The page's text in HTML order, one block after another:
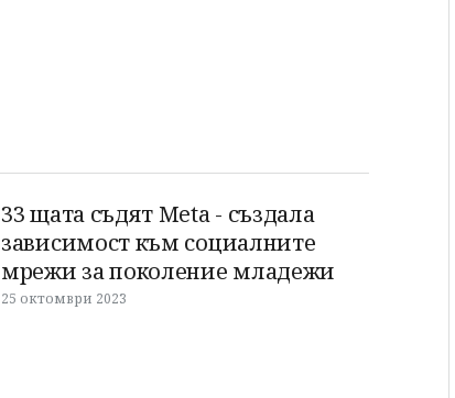
33 щата съдят Meta - създала
зависимост към социалните
мрежи за поколение младежи
25 октомври 2023